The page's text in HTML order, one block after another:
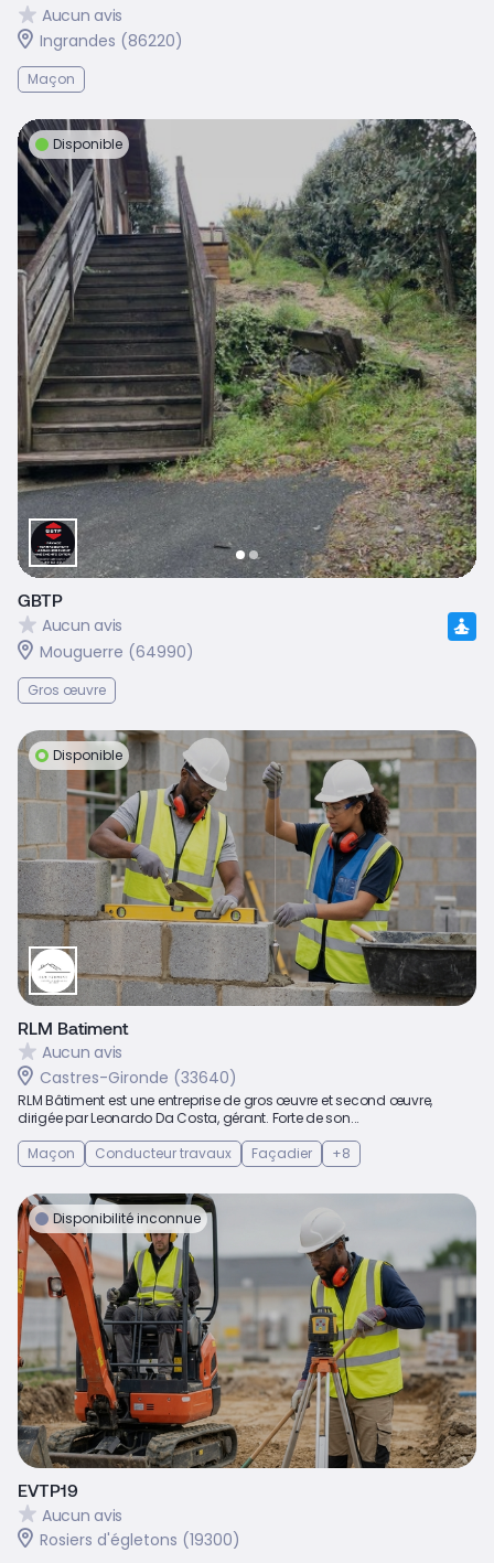
Aucun avis
Ingrandes (86220)
Maçon
Disponible
GBTP
Aucun avis
Mouguerre (64990)
Gros œuvre
Disponible
RLM Batiment
Aucun avis
Castres-Gironde (33640)
RLM Bâtiment est une entreprise de gros œuvre et second œuvre,
dirigée par Leonardo Da Costa, gérant. Forte de son...
Maçon
Conducteur travaux Façadier +8
Disponibilité inconnue
EVTP19
Aucun avis
Rosiers d'égletons (19300)